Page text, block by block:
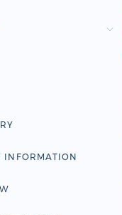
INFORMATION